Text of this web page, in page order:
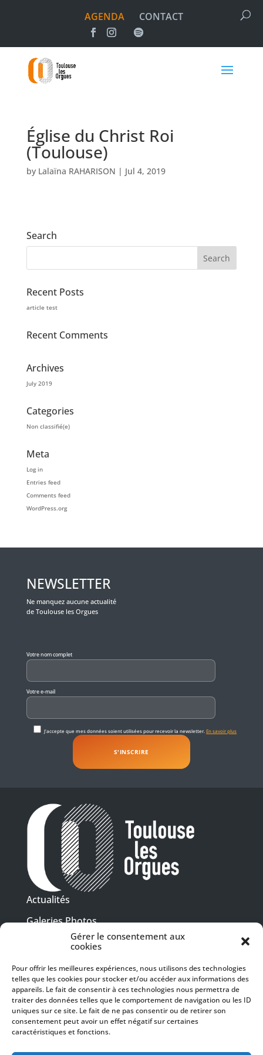
Gérer le consentement aux
cookies
Pour offrir les meilleures expériences, nous utilisons des technologies
telles que les cookies pour stocker et/ou accéder aux informations des
appareils. Le fait de consentir à ces technologies nous permettra de
traiter des données telles que le comportement de navigation ou les ID
uniques sur ce site. Le fait de ne pas consentir ou de retirer son
consentement peut avoir un effet négatif sur certaines
caractéristiques et fonctions.
AGENDA CONTACT
Église du Christ Roi
(Toulouse)
by Lalaïna RAHARISON | Jul 4, 2019
Search
Recent Posts
article test
Recent Comments
Archives
July 2019
Categories
Non classifié(e)
Meta
Log in
Entries feed
Comments feed
WordPress.org
NEWSLETTER
Ne manquez aucune actualité
de Toulouse les Orgues
Votre nom complet
Votre e-mail
J'accepte que mes données soient utilisées pour recevoir la newsletter.En savoir plus
Actualités
Galeries Photos
Vidéothèque
Presse
Billetterie
Recrutement
Mentions légales
Politique de confidentialité